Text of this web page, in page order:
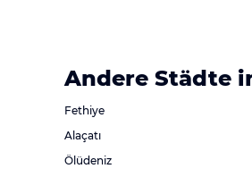
Andere Städte
Fethiye
Alaçatı
Ölüdeniz